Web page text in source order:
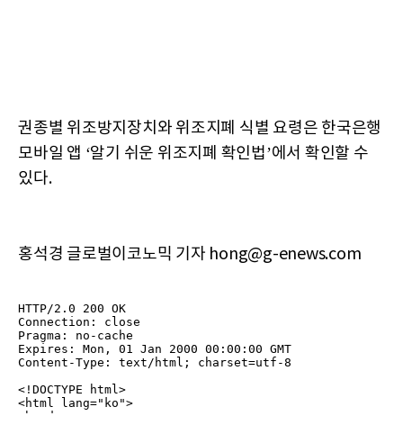
권종별 위조방지장치와 위조지폐 식별 요령은 한국은행
모바일 앱 ‘알기 쉬운 위조지폐 확인법’에서 확인할 수
있다.
홍석경 글로벌이코노믹 기자 hong@g-enews.com